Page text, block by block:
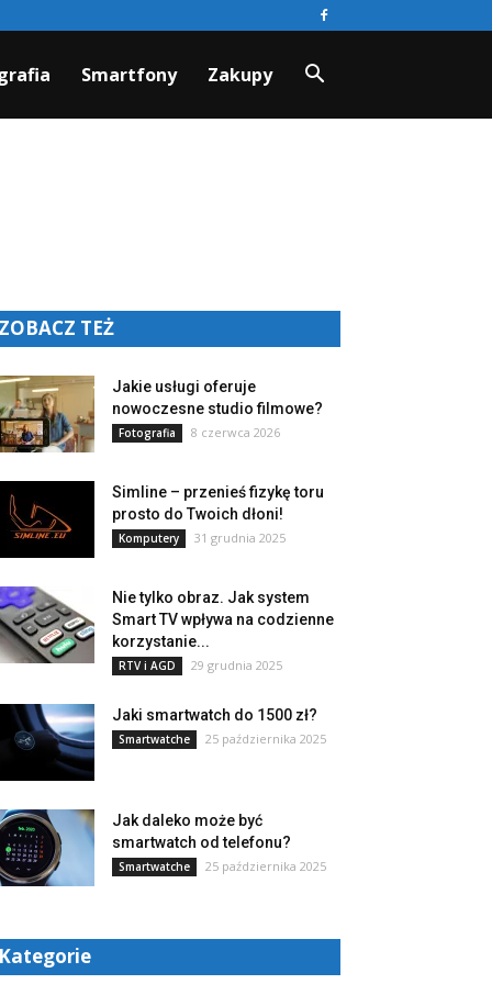
Smartfony Zakupy
ZOBACZ TEŻ
Jakie usługi oferuje
nowoczesne studio filmowe?
Fotografia 8 czerwca 2026
Simline – przenieś fizykę toru
prosto do Twoich dłoni!
Komputery 31 grudnia 2025
Nie tylko obraz. Jak system
Smart TV wpływa na codzienne
korzystanie...
RTV i AGD 29 grudnia 2025
Jaki smartwatch do 1500 zł?
Smartwatche 25 października 2025
Jak daleko może być
smartwatch od telefonu?
Smartwatche 25 października 2025
Kategorie